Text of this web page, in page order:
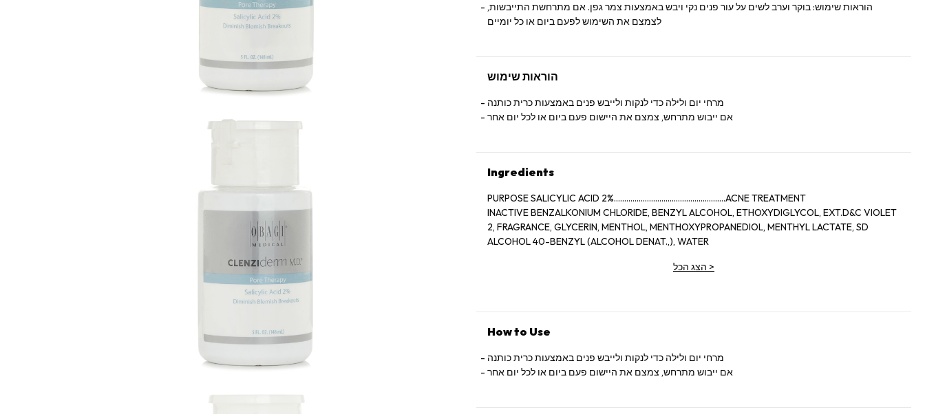
הוראות שימוש: בוקר וערב לשים על עור פנים נקי ויבש באמצעות צמר גפן. אם מתרחשת התייבשות,
לצמצם את השימוש לפעם ביום או כל יומיים
הוראות שימוש
מרחי יום ולילה כדי לנקות ולייבש פנים באמצעות כרית כותנה
אם ייבוש מתרחש, צמצם את היישום פעם ביום או לכל יום אחר
Ingredients
PURPOSE SALICYLIC ACID 2%......................................................ACNE TREATMENT
INACTIVE BENZALKONIUM CHLORIDE, BENZYL ALCOHOL, ETHOXYDIGLYCOL, EXT.D&C VIOLET
2, FRAGRANCE, GLYCERIN, MENTHOL, MENTHOXYPROPANEDIOL, MENTHYL LACTATE, SD
ALCOHOL 40-BENZYL (ALCOHOL DENAT.,), WATER
הצג הכל >
How to Use
מרחי יום ולילה כדי לנקות ולייבש פנים באמצעות כרית כותנה
אם ייבוש מתרחש, צמצם את היישום פעם ביום או לכל יום אחר